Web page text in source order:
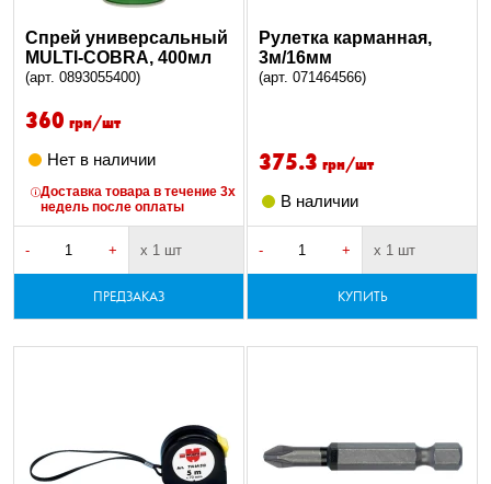
Спрей универсальный
MULTI-COBRA, 400мл
(арт. 0893055400)
360 грн/шт
Нет в наличии
Доставка товара в течение 3х
недель после оплаты
- + х 1 шт
ПРЕДЗАКАЗ
Рулетка карманная,
3м/16мм
(арт. 071464566)
375.3 грн/шт
В наличии
- + х 1 шт
КУПИТЬ